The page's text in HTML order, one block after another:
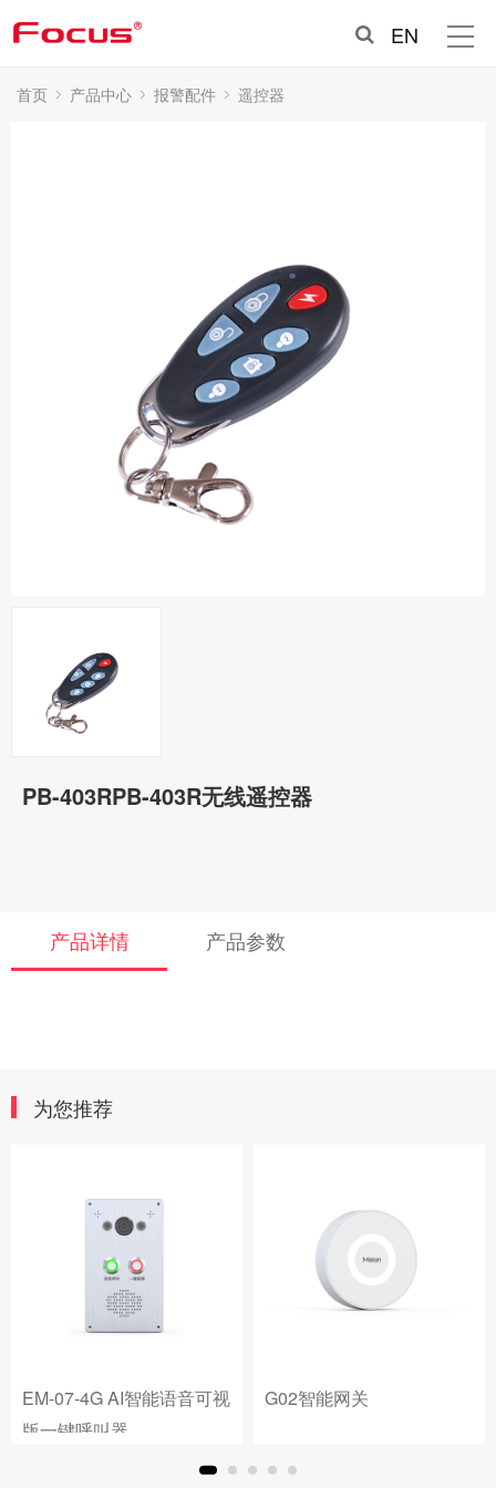
EN
首页 产品中心 报警配件 遥控器
PB-403RPB-403R无线遥控器
产品详情 产品参数
为您推荐
EM-07-4G AI智能语音可视
版一键呼叫器
G02智能网关